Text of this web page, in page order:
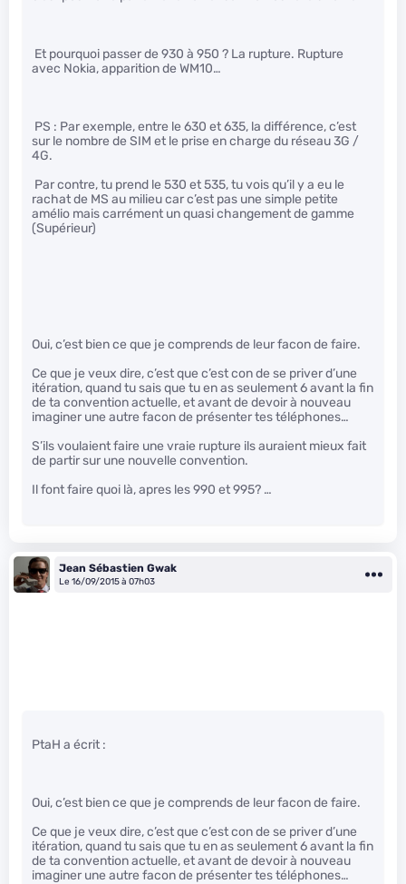
Et pourquoi passer de 930 à 950 ? La rupture. Rupture
avec Nokia, apparition de WM10…
PS : Par exemple, entre le 630 et 635, la différence, c’est
sur le nombre de SIM et le prise en charge du réseau 3G /
4G.
Par contre, tu prend le 530 et 535, tu vois qu’il y a eu le
rachat de MS au milieu car c’est pas une simple petite
amélio mais carrément un quasi changement de gamme
(Supérieur)
Oui, c’est bien ce que je comprends de leur facon de faire.
Ce que je veux dire, c’est que c’est con de se priver d’une
itération, quand tu sais que tu en as seulement 6 avant la fin
de ta convention actuelle, et avant de devoir à nouveau
imaginer une autre facon de présenter tes téléphones…
S’ils voulaient faire une vraie rupture ils auraient mieux fait
de partir sur une nouvelle convention.
Il font faire quoi là, apres les 990 et 995? …
Jean Sébastien Gwak
Le 16/09/2015 à 07h03
PtaH a écrit :
Oui, c’est bien ce que je comprends de leur facon de faire.
Ce que je veux dire, c’est que c’est con de se priver d’une
itération, quand tu sais que tu en as seulement 6 avant la fin
de ta convention actuelle, et avant de devoir à nouveau
imaginer une autre facon de présenter tes téléphones…